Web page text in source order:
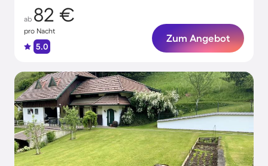
ab 82 €
pro Nacht
5.0
Zum Angebot